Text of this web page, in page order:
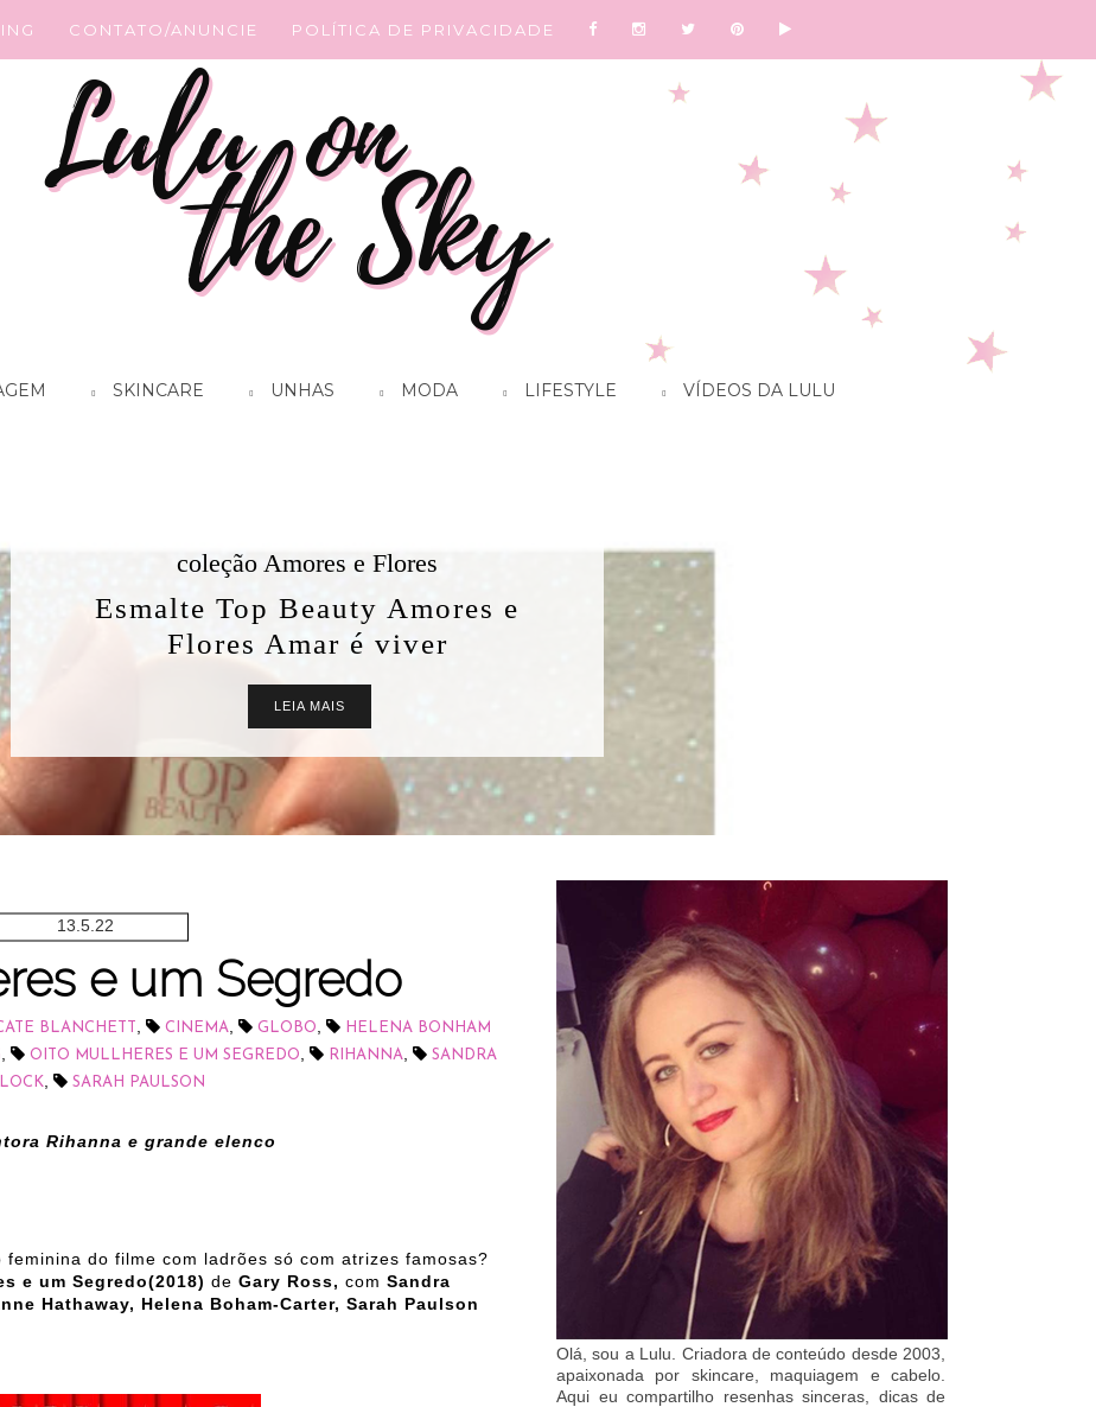
CONTATO/ANUNCIE POLÍTICA DE PRIVACIDADE
SKINCARE UNHAS MODA LIFESTYLE VÍDEOS DA LULU
coleção Amores e Flores
Esmalte Top Beauty Amores e
Flores Amar é viver
LEIA MAIS
13.5.22
e um Segredo
BLANCHETT CINEMA GLOBO
HELENA BONHAM
OITO MULLHERES E UM SEGREDO RIHANNA
SANDRA
, SARAH PAULSON
Rihanna e grande elenco
feminina do filme com ladrões só com atrizes famosas?
e um Segredo(2018) de Gary Ross, com Sandra
Hathaway, Helena Boham-Carter, Sarah Paulson
Olá, sou a Lulu. Criadora de conteúdo desde 2003,
apaixonada por skincare, maquiagem e cabelo.
Aqui eu compartilho resenhas sinceras, dicas de